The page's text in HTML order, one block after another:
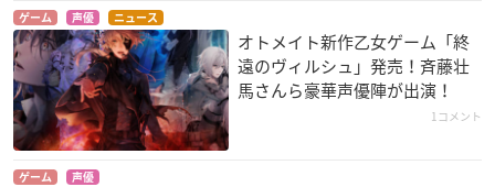
ゲーム 声優 ニュース
オトメイト新作乙女ゲーム「終
遠のヴィルシュ」発売！斉藤壮
馬さんら豪華声優陣が出演！
1コメント
ゲーム 声優